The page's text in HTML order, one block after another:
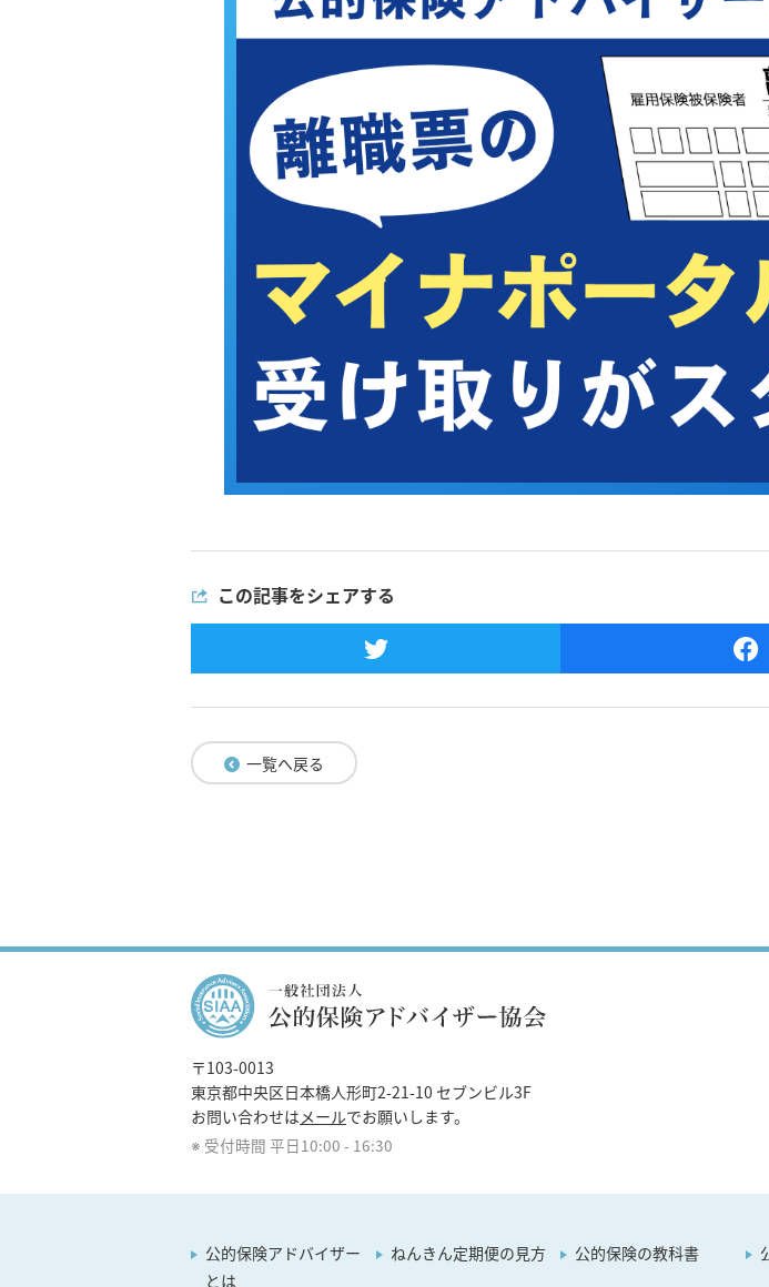
この記事をシェアする
一覧へ戻る
〒103-0013
東京都中央区日本橋人形町2-21-10 セブンビル3F
お問い合わせは メールでお願いします。
受付時間 平日10:00 - 16:30
公的保険アドバイザー
とは
ねんきん定期便の見方 公的保険の教科書